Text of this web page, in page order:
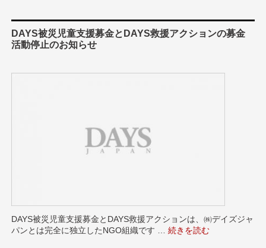
DAYS被災児童支援募金とDAYS救援アクションの募金
活動停止のお知らせ
DAYS被災児童支援募金とDAYS救援アクションは、㈱デイズジャ
パンとは完全に独立したNGO組織です …“DAYS被災児童支援募金
続きを読む